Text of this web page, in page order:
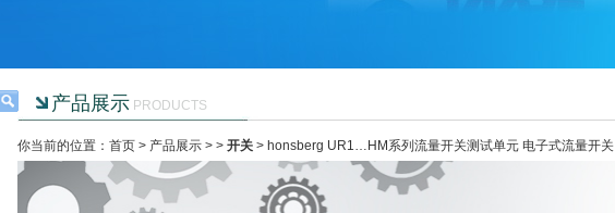
产品展示PRODUCTS
你当前的位置：首页 > 产品展示> > 开关> honsberg UR1…HM系列流量开关测试单元 电子式流量开关